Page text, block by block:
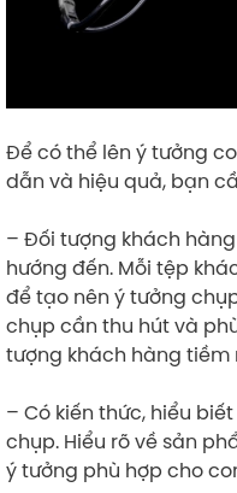
Để có thể lên ý tưởng
dẫn và hiệu quả, bạn
– Đối tượng khách
hướng đến. Mỗi tệp
để tạo nên ý tưởng
chụp cần thu hút và
tượng khách hàng tiềm
– Có kiến thức, hiểu
chụp. Hiểu rõ về sản
ý tưởng phù hợp cho